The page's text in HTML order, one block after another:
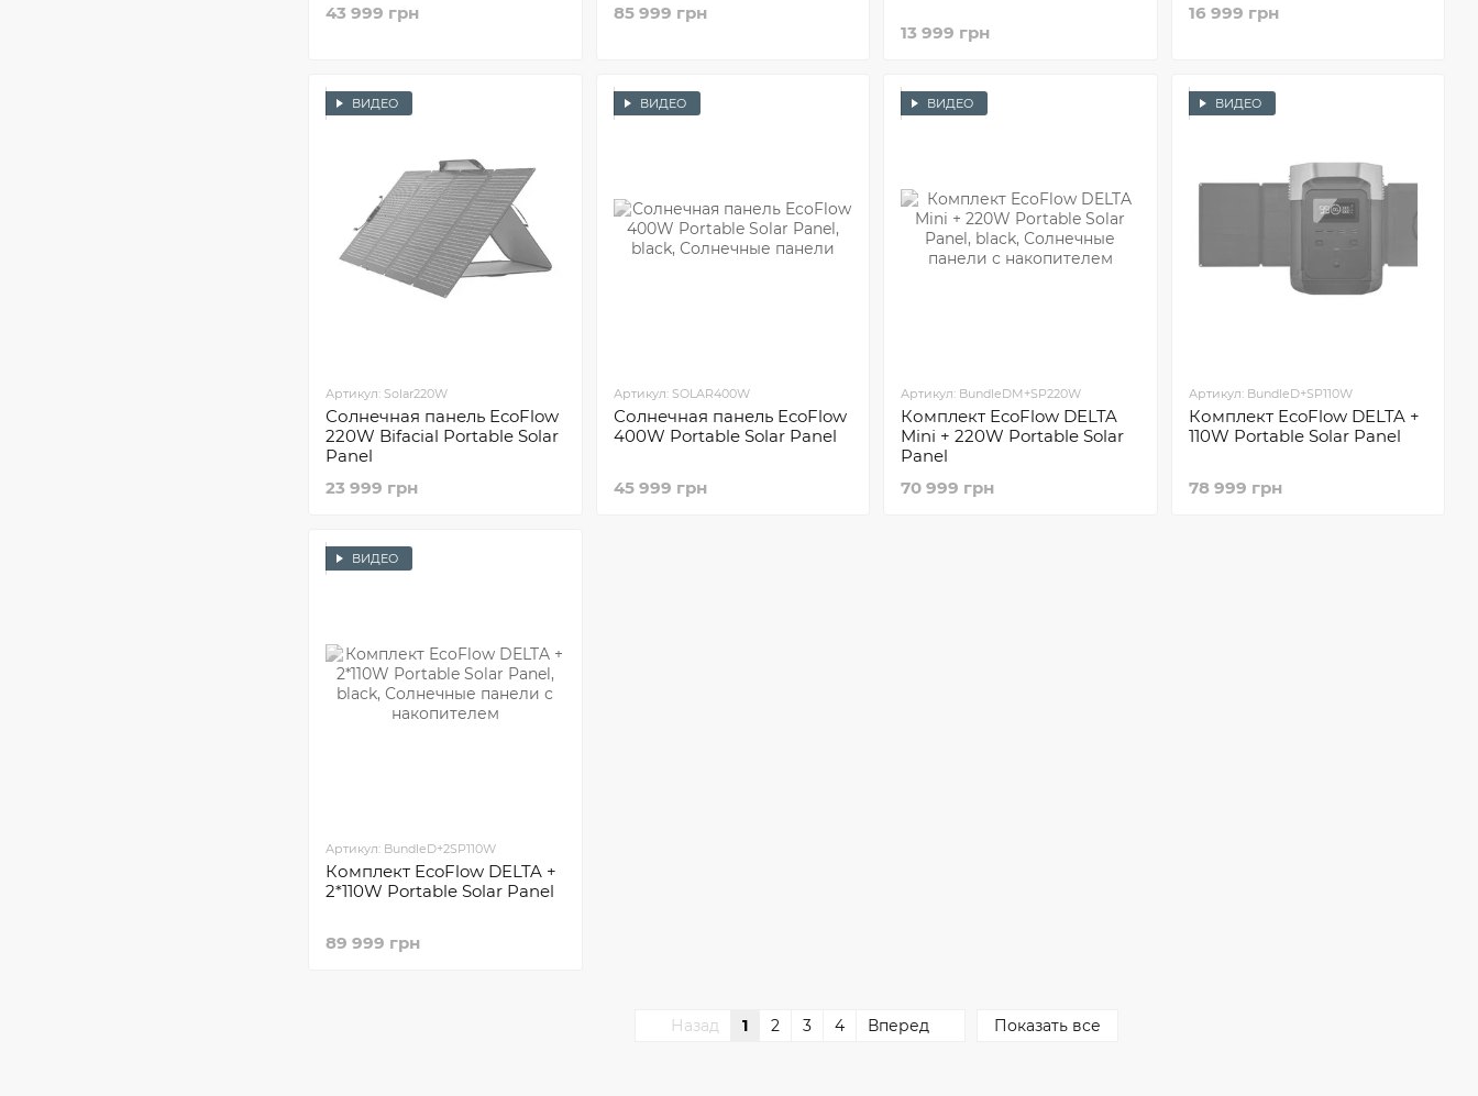
43 999 грн
85 999 грн
13 999 грн
16 999 грн
ВИДЕО
Артикул: Solar220W
Солнечная панель EcoFlow
220W Bifacial Portable Solar
Panel
23 999 грн
ВИДЕО
Артикул: SOLAR400W
Солнечная панель EcoFlow
400W Portable Solar Panel
45 999 грн
ВИДЕО
Артикул: BundleDM+SP220W
Комплект EcoFlow DELTA
Mini + 220W Portable Solar
Panel
70 999 грн
ВИДЕО
Артикул: BundleD+SP110W
Комплект EcoFlow DELTA +
110W Portable Solar Panel
78 999 грн
ВИДЕО
Артикул: BundleD+2SP110W
Комплект EcoFlow DELTA +
2*110W Portable Solar Panel
89 999 грн
Назад 1 2 3 4 Вперед Показать все